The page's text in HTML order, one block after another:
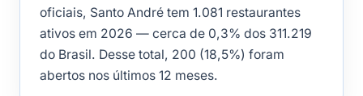
oficiais, Santo André tem 1.081 restaurantes
ativos em 2026 — cerca de 0,3% dos 311.219
do Brasil. Desse total, 200 (18,5%) foram
abertos nos últimos 12 meses.